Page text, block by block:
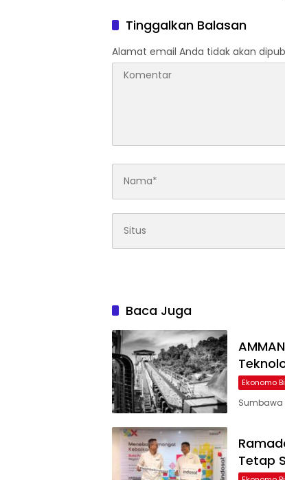
Pulau Sumbawa
Tinggalkan Balasan
Alamat email Anda tidak akan
Baca Juga
Ekonomo
Sumbawa
Tetap